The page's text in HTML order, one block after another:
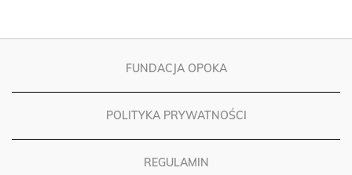
FUNDACJA OPOKA